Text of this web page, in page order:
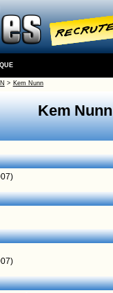
N > Kem Nunn
Kem Nunn